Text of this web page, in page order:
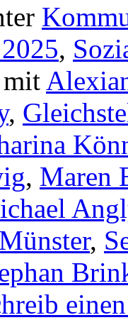
,
mit
,
, Maren
,